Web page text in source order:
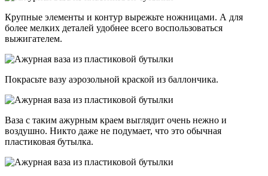
Крупные элементы и контур вырежьте ножницами. А для
более мелких деталей удобнее всего воспользоваться
выжигателем.
Покрасьте вазу аэрозольной краской из баллончика.
Ваза с таким ажурным краем выглядит очень нежно и
воздушно. Никто даже не подумает, что это обычная
пластиковая бутылка.